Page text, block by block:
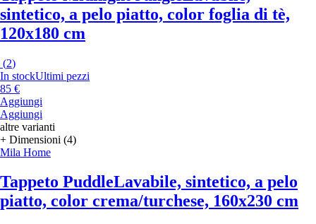
sintetico, a pelo piatto, color foglia di tè,
120x180 cm
(2)
In stockUltimi pezzi
85 €
Aggiungi
Aggiungi
altre varianti
+ Dimensioni (4)
Mila Home
Tappeto PuddleLavabile, sintetico, a pelo
piatto, color crema/turchese, 160x230 cm